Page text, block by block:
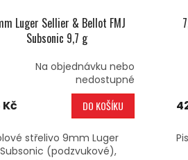
Luger Sellier & Bellot FMJ
Subsonic 9,7 g
Na objednávku nebo
nedostupné
Kč DO KOŠÍKU
střelivo 9mm Luger
Subsonic (podzvukové),